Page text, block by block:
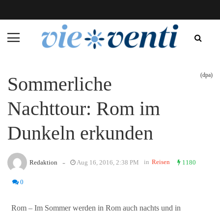
Sommerliche
Nachttour: Rom im
Dunkeln erkunden
(dpa)
Redaktion - Aug 16, 2016, 2:38 PM in Reisen 1180
0
Rom – Im Sommer werden in Rom auch nachts und in